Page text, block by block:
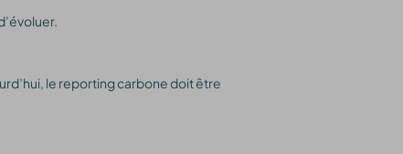
le reporting carbone doit être